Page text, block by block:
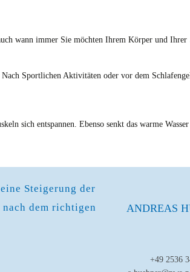
wann immer Sie möchten Ihrem Körper und Ihrer
Sportlichen Aktivitäten oder vor dem
sich entspannen. Ebenso senkt das warme
Steigerung der
dem richtigen
ANDREAS
+49 2536